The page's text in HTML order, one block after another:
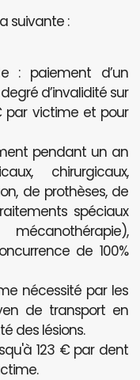
suivante :
: paiement d’un
d’invalidité sur
par victime et pour
pendant un an
chirurgicaux,
de prothèses, de
spéciaux
de 100%
nécessité par les
de transport en
des lésions.
123 € par dent